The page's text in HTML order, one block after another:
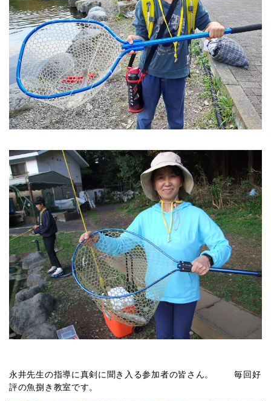
永井先生の指導に真剣に聞き入る参加者の皆さん。 毎回好
評の魚捌き教室です。